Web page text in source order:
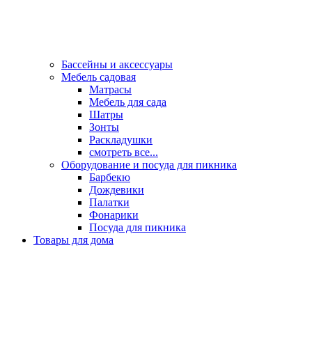
Бассейны и аксессуары
Мебель садовая
Матрасы
Мебель для сада
Шатры
Зонты
Раскладушки
смотреть все...
Оборудование и посуда для пикника
Барбекю
Дождевики
Палатки
Фонарики
Посуда для пикника
Товары для дома